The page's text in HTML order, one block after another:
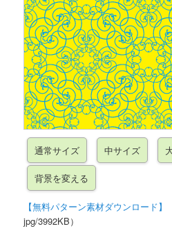
【無料パターン素材ダウンロード】
jpg/3992KB）